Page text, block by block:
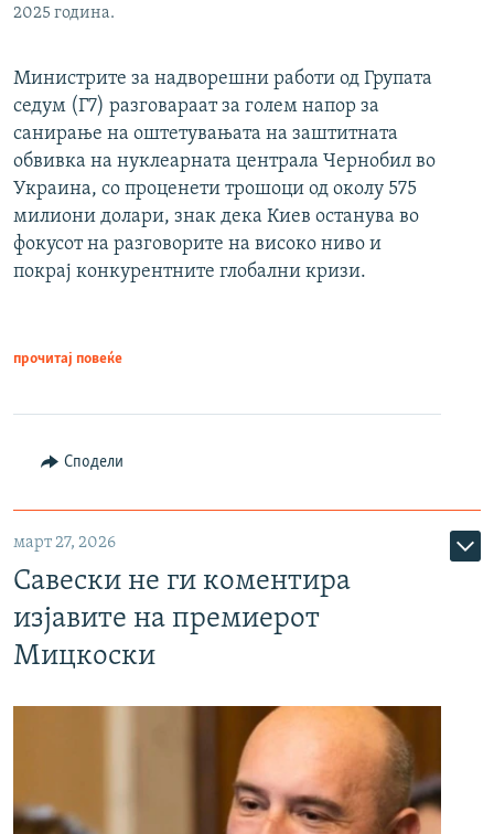
2025 година.
Министрите за надворешни работи од Групата
седум (Г7) разговараат за голем напор за
санирање на оштетувањата на заштитната
обвивка на нуклеарната централа Чернобил во
Украина, со проценети трошоци од околу 575
милиони долари, знак дека Киев останува во
фокусот на разговорите на високо ниво и
покрај конкурентните глобални кризи.
прочитај повеќе
Сподели
март 27, 2026
Савески не ги коментира
изјавите на премиерот
Мицкоски